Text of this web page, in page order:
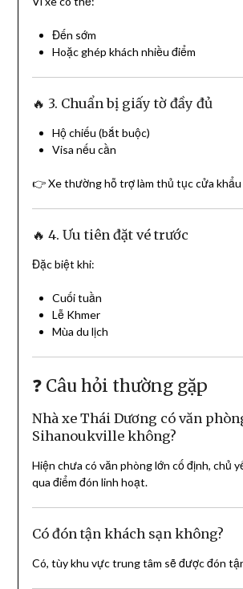
Đến sớm
Hoặc ghép khách nhiều điểm
🔥 3. Chuẩn bị giấy tờ đầy đủ
Hộ chiếu (bắt buộc)
Visa nếu cần
👉 Xe thường hỗ trợ làm thủ tục cửa khẩu
🔥 4. Ưu tiên đặt vé trước
Đặc biệt khi:
Cuối tuần
Lễ Khmer
Mùa du lịch
❓ Câu hỏi thường gặp
Nhà xe Thái Dương có văn
Sihanoukville không?
Hiện chưa có văn phòng lớn cố định, chủ
qua điểm đón linh hoạt.
Có đón tận khách sạn không?
Có, tùy khu vực trung tâm sẽ được đón